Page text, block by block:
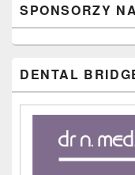
SPONSORZY
DENTAL